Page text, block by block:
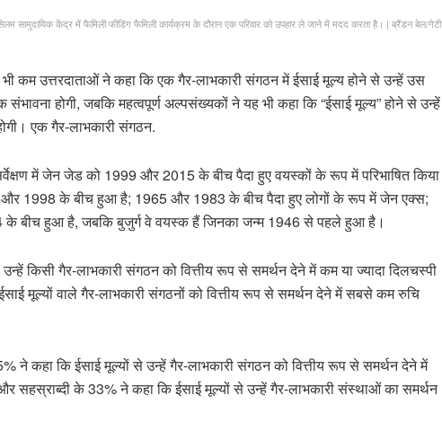
केंद्र में फैमिली फीडिंग फैमिली कार्यक्रम के दौरान एक परिवार को उपहार ले जाने में मदद करता है। | ब्रैंडन बेल/गेटी
भी कम उत्तरदाताओं ने कहा कि एक गैर-लाभकारी संगठन में ईसाई मूल्य होने से उन्हें उस
होगी, जबकि महत्वपूर्ण अल्पसंख्यकों ने यह भी कहा कि “ईसाई मूल्य” होने से उन्हें
एक गैर-लाभकारी संगठन.
में जेन जेड को 1999 और 2015 के बीच पैदा हुए वयस्कों के रूप में परिभाषित किया
और 1998 के बीच हुआ है; 1965 और 1983 के बीच पैदा हुए लोगों के रूप में जेन एक्स;
के बीच हुआ है, जबकि बुजुर्ग वे वयस्क हैं जिनका जन्म 1946 से पहले हुआ है।
किसी गैर-लाभकारी संगठन को वित्तीय रूप से समर्थन देने में कम या ज्यादा दिलचस्पी
मूल्यों वाले गैर-लाभकारी संगठनों को वित्तीय रूप से समर्थन देने में सबसे कम रुचि
कहा कि ईसाई मूल्यों से उन्हें गैर-लाभकारी संगठन को वित्तीय रूप से समर्थन देने में
के 33% ने कहा कि ईसाई मूल्यों से उन्हें गैर-लाभकारी संस्थाओं का समर्थन